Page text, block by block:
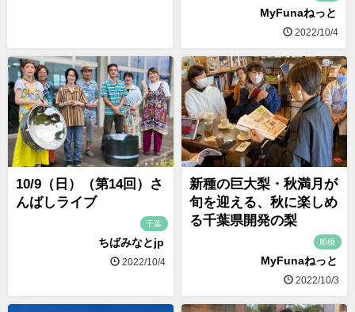
MyFunaねっと
2022/10/4
10/9（日）（第14回）さ
んばしライブ
千葉
ちばみなとjp
2022/10/4
新種の巨大梨・秋満月が
旬を迎える、秋に楽しめ
る千葉県開発の梨
船橋
MyFunaねっと
2022/10/3